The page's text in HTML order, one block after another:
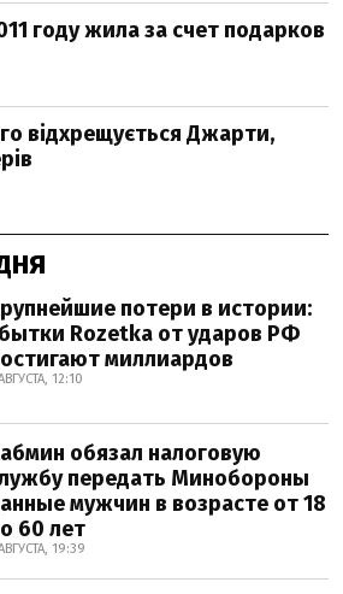
году жила за счет подарков
відхрещується Джарти,
потери в истории:
Rozetka от ударов РФ
миллиардов
12:10
обязал налоговую
передать Минобороны
мужчин в возрасте от 18
60 лет
19:39